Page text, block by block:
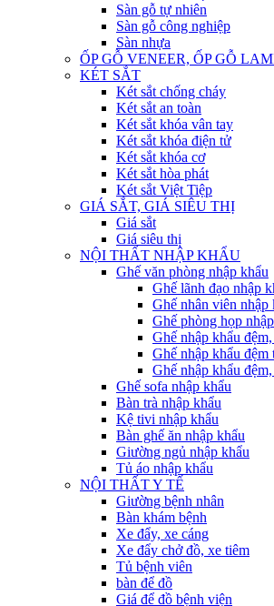
Sàn gỗ tự nhiên
Sàn gỗ công nghiệp
Sàn nhựa
ỐP GỖ VENEER, ỐP GỖ
KÉT SẮT
Két sắt chống cháy
Két sắt an toàn
Két sắt khóa vân tay
Két sắt khóa điện tử
Két sắt khóa cơ
Két sắt hòa phát
Két sắt Việt Tiệp
GIÁ SẮT, GIÁ SIÊU THỊ
Giá sắt
Giá siêu thị
NỘI THẤT NHẬP KHẨU
Ghế văn phòng nhập khẩu
Ghế lãnh đạo nhập
Ghế nhân viên nhập
Ghế phòng họp
Ghế nhập khẩu
Ghế nhập khẩu đệm
Ghế nhập khẩu
Ghế sofa nhập khẩu
Bàn trà nhập khẩu
Kệ tivi nhập khẩu
Bàn ghế ăn nhập khẩu
Giường ngủ nhập khẩu
Tủ áo nhập khẩu
NỘI THẤT Y TẾ
Giường bệnh nhân
Bàn khám bệnh
Xe đẩy, xe cáng
Xe đẩy chở đồ, xe tiêm
Tủ bệnh viên
bàn để đồ
Giá để đồ bệnh viện